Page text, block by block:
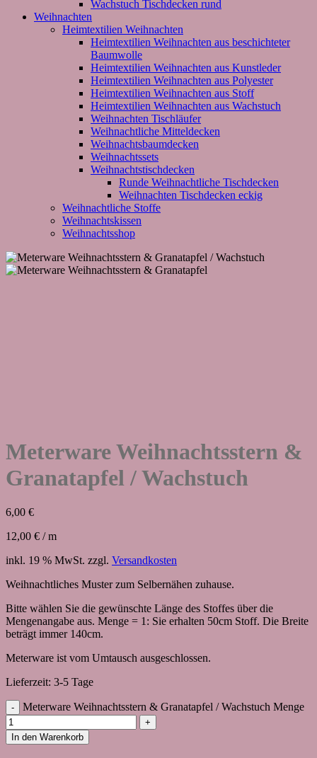
Wachstuch Tischdecken rund
Weihnachten
Heimtextilien Weihnachten
Heimtextilien Weihnachten aus beschichteter
Baumwolle
Heimtextilien Weihnachten aus Kunstleder
Heimtextilien Weihnachten aus Polyester
Heimtextilien Weihnachten aus Stoff
Heimtextilien Weihnachten aus Wachstuch
Weihnachten Tischläufer
Weihnachtliche Mitteldecken
Weihnachtsbaumdecken
Weihnachtssets
Weihnachtstischdecken
Runde Weihnachtliche Tischdecken
Weihnachten Tischdecken eckig
Weihnachtliche Stoffe
Weihnachtskissen
Weihnachtsshop
Meterware Weihnachtsstern &
Granatapfel / Wachstuch
6,00 €
12,00 € /m
inkl. 19 % MwSt. zzgl. Versandkosten
Weihnachtliches Muster zum Selbernähen zuhause.
Bitte wählen Sie die gewünschte Länge des Stoffes über die
Mengenangabe aus. Menge = 1: Sie erhalten 50cm Stoff. Die Breite
beträgt immer 140cm.
Meterware ist vom Umtausch ausgeschlossen.
Lieferzeit: 3-5 Tage
Meterware Weihnachtsstern & Granatapfel / Wachstuch Menge
In den Warenkorb